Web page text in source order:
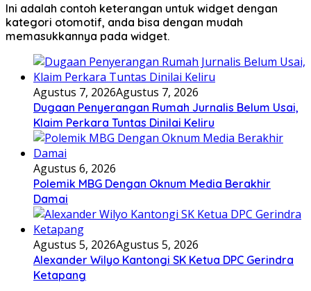
Ini adalah contoh keterangan untuk widget dengan
kategori otomotif, anda bisa dengan mudah
memasukkannya pada widget.
Agustus 7, 2026Agustus 7, 2026
Dugaan Penyerangan Rumah Jurnalis Belum Usai,
Klaim Perkara Tuntas Dinilai Keliru
Agustus 6, 2026
Polemik MBG Dengan Oknum Media Berakhir
Damai
Agustus 5, 2026Agustus 5, 2026
Alexander Wilyo Kantongi SK Ketua DPC Gerindra
Ketapang